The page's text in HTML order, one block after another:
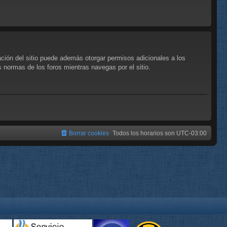
del sitio puede además otorgar permisos adicionales a los
de los foros mientras navegas por el sitio.
Todos los horarios son UTC-03:00
Borrar cookies